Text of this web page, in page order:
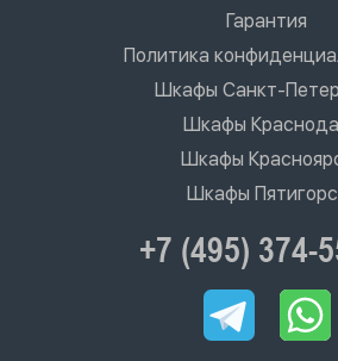
Гарантия
Политика
Шкафы Санкт-
Шкафы
Шкафы
Шкафы
+7 (495) 374-